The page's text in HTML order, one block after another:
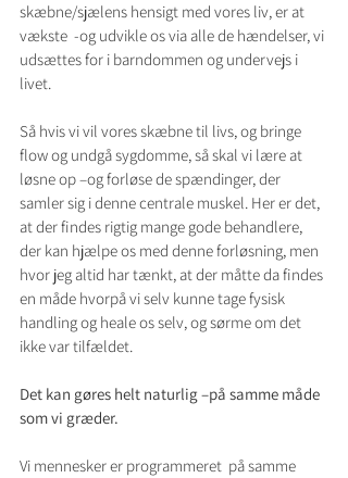
skæbne/sjælens hensigt med vores liv, er at
vækste  -og udvikle os via alle de hændelser, vi
udsættes for i barndommen og undervejs i
livet.
Så hvis vi vil vores skæbne til livs, og bringe
flow og undgå sygdomme, så skal vi lære at
løsne op –og forløse de spændinger, der
samler sig i denne centrale muskel. Her er det,
at der findes rigtig mange gode behandlere,
der kan hjælpe os med denne forløsning, men
hvor jeg altid har tænkt, at der måtte da findes
en måde hvorpå vi selv kunne tage fysisk
handling og heale os selv, og sørme om det
ikke var tilfældet.
Det kan gøres helt naturlig –på samme måde
som vi græder.
Vi mennesker er programmeret  på samme